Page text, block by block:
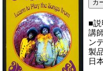
■
講
ン
製
日